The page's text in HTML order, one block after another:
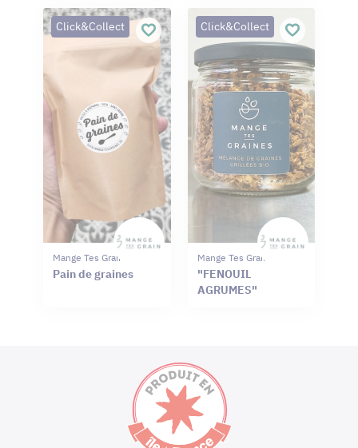
Click&Collect
Mange Tes Graines
Pain de graines
Click&Collect
Mange Tes Graines
"FENOUIL
AGRUMES"